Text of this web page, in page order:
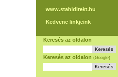
www.stahldirekt.hu
Kedvenc linkjeink
Keresés az oldalon
Keresés az oldalon (Google)